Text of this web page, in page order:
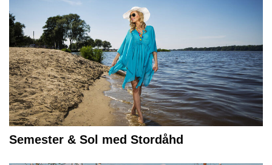
Semester & Sol med Stordåhd